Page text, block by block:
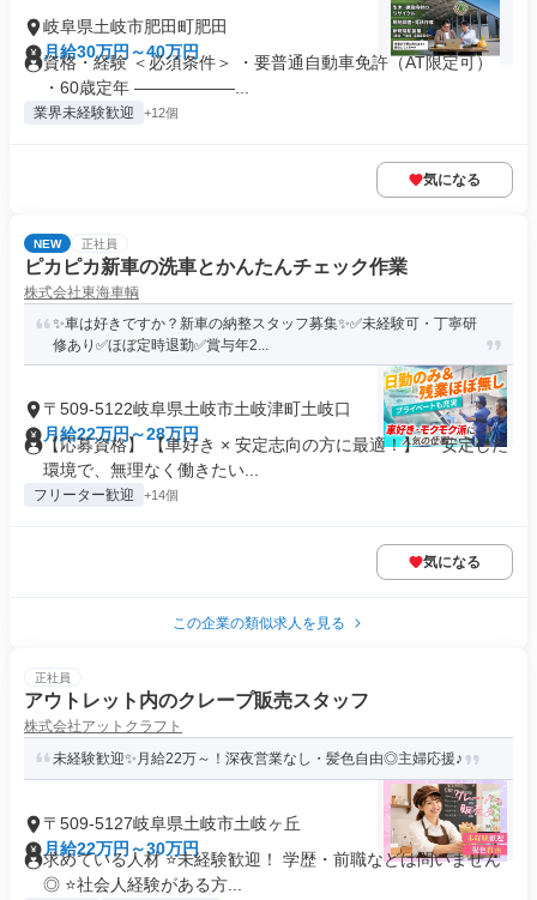
岐阜県土岐市肥田町肥田
月給30万円～40万円
資格・経験 ＜必須条件＞ ・要普通自動車免許（AT限定可）
・60歳定年 ――――――...
業界未経験歓迎 +12個
気になる
NEW 正社員
ピカピカ新車の洗車とかんたんチェック作業
株式会社東海車輌
✨車は好きですか？新車の納整スタッフ募集✨✅未経験可・丁寧研
修あり✅ほぼ定時退勤✅賞与年2...
〒509-5122岐阜県土岐市土岐津町土岐口
月給22万円～28万円
【応募資格】 【車好き × 安定志向の方に最適！】 「安定した
環境で、無理なく働きたい...
フリーター歓迎 +14個
気になる
この企業の類似求人を見る
正社員
アウトレット内のクレープ販売スタッフ
株式会社アットクラフト
未経験歓迎✨月給22万～！深夜営業なし・髪色自由◎主婦応援♪
〒509-5127岐阜県土岐市土岐ヶ丘
月給22万円～30万円
求めている人材 ⭐未経験歓迎！ 学歴・前職などは問いません
◎ ⭐社会人経験がある方...